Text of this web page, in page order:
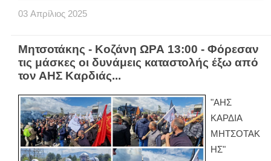
03 Απρίλιος 2025
Μητσοτάκης - Κοζάνη ΩΡΑ 13:00 - Φόρεσαν
τις μάσκες οι δυνάμεις καταστολής έξω από
τον ΑΗΣ Καρδιάς...
"ΑΗΣ
ΚΑΡΔΙΑ
ΜΗΤΣΟΤΑΚ
ΗΣ"